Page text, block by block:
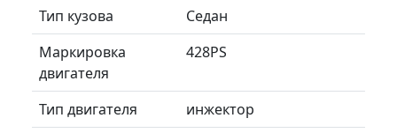
Тип кузова
Седан
Маркировка
двигателя
428PS
Тип двигателя
инжектор